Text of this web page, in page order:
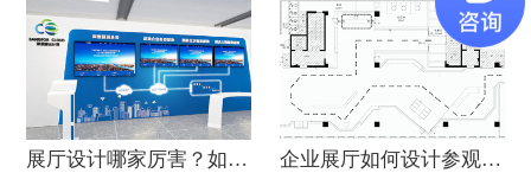
展厅设计哪家厉害？如何选择判断？ 企业展厅如何设计参观路线？